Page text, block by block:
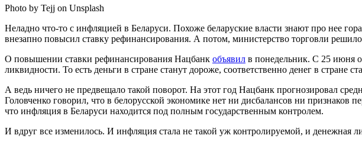
Photo by Tejj on Unsplash
Неладно что-то с инфляцией в Беларуси. Похоже беларуские власти знают про нее
внезапно повысил ставку рефинансирования. А потом, министерство торговли
О повышении ставки рефинансирования Нацбанк объявил в понедельник. С 25 июня
ликвидности. То есть деньги в стране станут дороже, соответственно денег в стране
А ведь ничего не предвещало такой поворот. На этот год Нацбанк прогнозировал
Головченко говорил, что в белорусской экономике нет ни дисбалансов ни признаков
что инфляция в Беларуси находится под полным государственным контролем.
И вдруг все изменилось. И инфляция стала не такой уж контролируемой, и денежная